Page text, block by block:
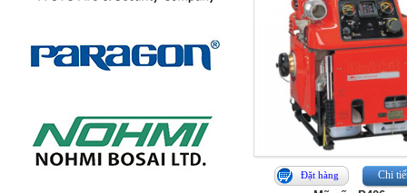
Đặt hàng Chi